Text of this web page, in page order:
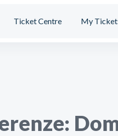
Ticket Centre My